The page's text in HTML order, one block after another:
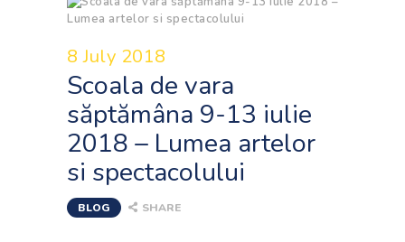
8 July 2018
Scoala de vara
săptămâna 9-13 iulie
2018 – Lumea artelor
si spectacolului
BLOG SHARE